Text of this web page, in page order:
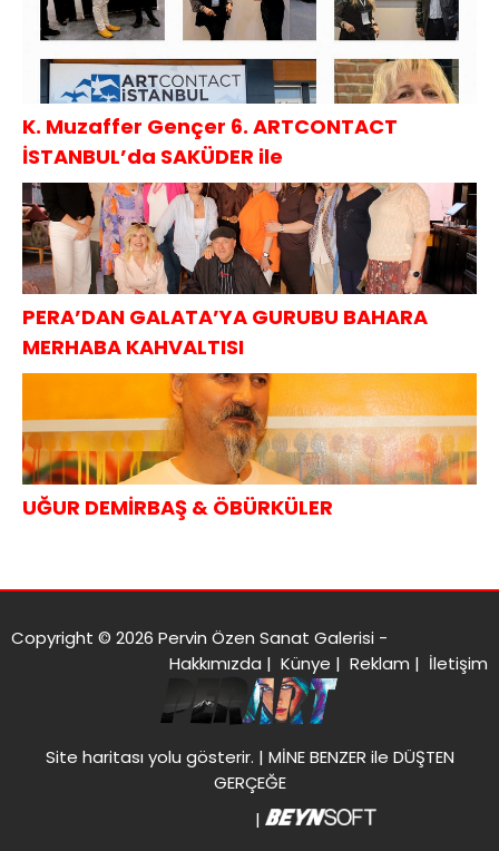
K. Muzaffer Gençer 6. ARTCONTACT
İSTANBUL’da SAKÜDER ile
PERA’DAN GALATA’YA GURUBU BAHARA
MERHABA KAHVALTISI
UĞUR DEMİRBAŞ & ÖBÜRKÜLER
Copyright © 2026 Pervin Özen Sanat Galerisi -
Hakkımızda | Künye | Reklam | İletişim
Site haritası yolu gösterir. | MİNE BENZER ile DÜŞTEN
GERÇEĞE
|